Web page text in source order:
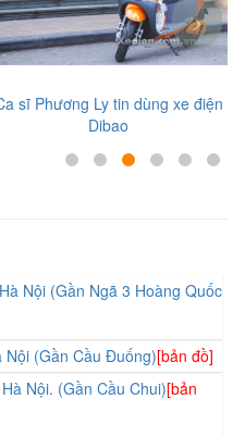
sĩ Phương Ly tin dùng xe điện
Dibao
›
Nội (Gần Ngã 3 Hoàng Quốc
Nội (Gần Cầu Đuống)[bản đồ]
Nội. (Gần Cầu Chui)[bản